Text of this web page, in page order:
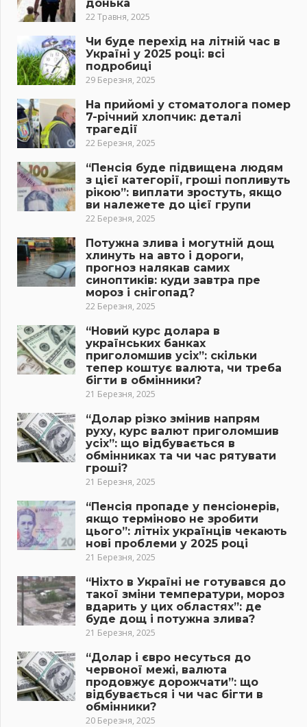
донька
22 Травня, 2025
Чи буде перехід на літній час в
Україні у 2025 році: всі
подробиці
29 Березня, 2025
На прийомі у стоматолога помер
7-річний хлопчик: деталі
трагедії
22 Березня, 2025
“Пенсія буде підвищена людям
з цієї категорії, гроші попливуть
рікою”: виплати зростуть, якщо
ви належете до цієї групи
22 Березня, 2025
Потужна злива і могутній дощ
хлинуть на авто і дороги,
прогноз налякав самих
синоптиків: куди завтра пре
мороз і снігопад?
22 Березня, 2025
“Новий курс долара в
українських банках
приголомшив усіх”: скільки
тепер коштує валюта, чи треба
бігти в обмінники?
21 Березня, 2025
“Долар різко змінив напрям
руху, курс валют приголомшив
усіх”: що відбувається в
обмінниках та чи час рятувати
гроші?
21 Березня, 2025
“Пенсія пропаде у пенсіонерів,
якщо терміново не зробити
цього”: літніх українців чекають
нові проблеми у 2025 році
21 Березня, 2025
“Ніхто в Україні не готувався до
такої зміни температури, мороз
вдарить у цих областях”: де
буде дощ і потужна злива?
21 Березня, 2025
“Долар і євро несуться до
червоної межі, валюта
продовжує дорожчати”: що
відбувається і чи час бігти в
обмінники?
20 Березня, 2025